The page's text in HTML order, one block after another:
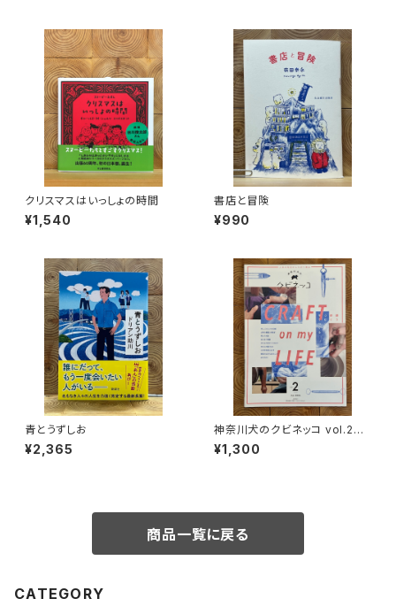
クリスマスはいっしょの時間
¥1,540
書店と冒険
¥990
青とうずしお
¥2,365
神奈川犬のクビネッコ vol.2
特集：CRAFT on my LIFE
¥1,300
商品一覧に戻る
CATEGORY